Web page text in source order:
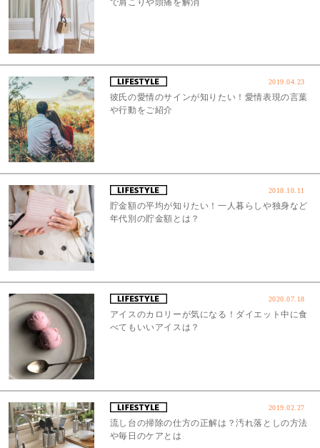
2019.04.23
彼氏の愛情のサインが知りたい！愛情表現の言葉
や行動をご紹介
2018.10.11
貯金額の平均が知りたい！一人暮らしや独身など
年代別の貯金額とは？
2020.07.18
アイスのカロリーが気になる！ダイエット中に食
べてもいいアイスは？
2019.02.27
流し台の掃除の仕方の正解は？汚れ落としの方法
や毎日のケアとは